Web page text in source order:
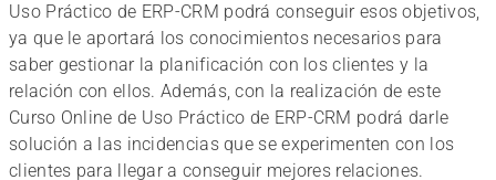
Uso Práctico de ERP-CRM podrá conseguir esos objetivos,
ya que le aportará los conocimientos necesarios para
saber gestionar la planificación con los clientes y la
relación con ellos. Además, con la realización de este
Curso Online de Uso Práctico de ERP-CRM podrá darle
solución a las incidencias que se experimenten con los
clientes para llegar a conseguir mejores relaciones.